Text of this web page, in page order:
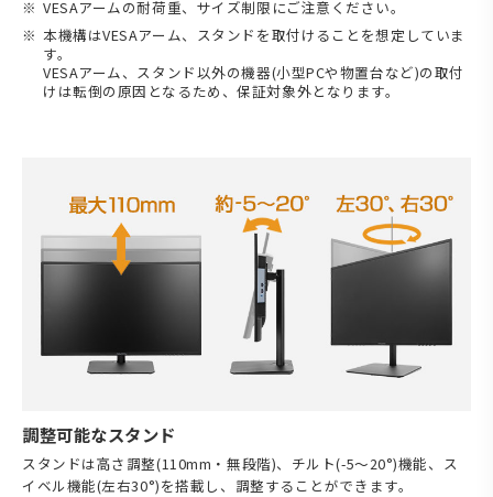
VESAアームの耐荷重、サイズ制限にご注意ください。
本機構はVESAアーム、スタンドを取付けることを想定していま
す。
VESAアーム、スタンド以外の機器(小型PCや物置台など)の取付
けは転倒の原因となるため、保証対象外となります。
調整可能なスタンド
スタンドは高さ調整(110mm・無段階)、チルト(-5～20°)機能、ス
イベル機能(左右30°)を搭載し、調整することができます。